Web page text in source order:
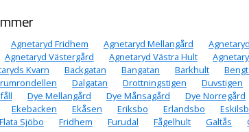
Agnetaryd Fridhem Agnetaryd Mellangård
Agnetaryd Västergård Agnetaryd Västra Hult
Kvarn Backgatan Bangatan Barkhult
Dalgatan Drottningstigen Duvstigen
Dye Mellangård Dye Månsagård Dye Norregård
Ekebacken Ekåsen Eriksbo Erlandsbo
Flata Sjöbo Fridhem Furudal Fågelhult Galtås